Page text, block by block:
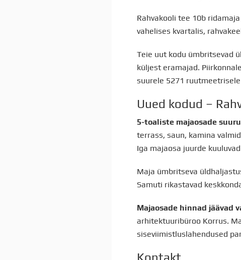
Rahvakooli tee 10b
vahelises kvartalis,
Teie uut kodu ümbritsevad
küljest eramajad.
suurele 5271
Uued kodud –
5-toaliste majaosade
terrass, saun, kamina
Iga majaosa juurde
Maja ümbritseva
Samuti rikastavad
Majaosade hinnad jäävad
arhitektuuribüroo Korrus.
siseviimistluslahendused
Kontakt